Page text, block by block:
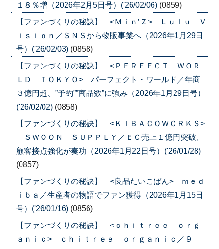
１８％増（2026年2月5日号）('26/02/06) (0859)
【ファンづくりの秘訣】 <Ｍｉｎ’Ｚ> Ｌｕｌｕ Ｖ
ｉｓｉｏｎ／ＳＮＳから物販事業へ（2026年1月29日
号）('26/02/03) (0858)
【ファンづくりの秘訣】 <ＰＥＲＦＥＣＴ ＷＯＲ
ＬＤ ＴＯＫＹＯ> パーフェクト・ワールド／年商
３億円超、”予約””商品数”に強み（2026年1月29日号）
('26/02/02) (0858)
【ファンづくりの秘訣】 <ＫＩＢＡＣＯＷＯＲＫＳ>
ＳＷＯＯＮ ＳＵＰＰＬＹ／ＥＣ売上１億円突破、
顧客接点強化が奏功（2026年1月22日号）('26/01/28)
(0857)
【ファンづくりの秘訣】 <良品たいこばん> ｍｅｄ
ｉｂａ／生産者の物語でファン獲得（2026年1月15日
号）('26/01/16) (0856)
【ファンづくりの秘訣】 <ｃｈｉｔｒｅｅ ｏｒｇ
ａｎｉｃ> ｃｈｉｔｒｅｅ ｏｒｇａｎｉｃ／９